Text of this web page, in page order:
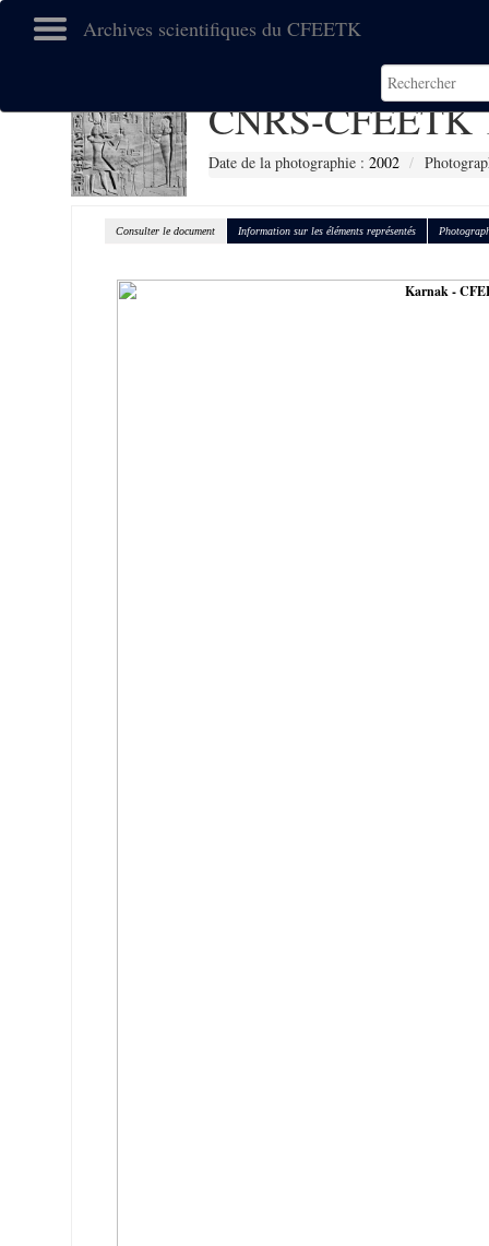
Archives scientifiques du CFEETK
CNRS-CFEETK
Date de la photographie : 2002
Consulter le document Information sur les éléments représentés